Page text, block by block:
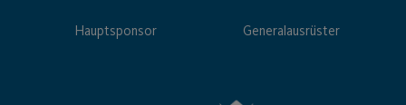
Hauptsponsor Generalausrüster